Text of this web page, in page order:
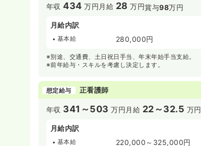
年収434 万円 月給 28 万円賞与98万円
月給内訳
基本給 280,000円
※別途、交通費、土日祝日手当、年末年始手当支給。
※前年給与・スキルを考慮し決定します。
想定給与 正看護師
年収 341～503 万円 月給 22～32.5 万円
月給内訳
基本給 220,000～325,000円